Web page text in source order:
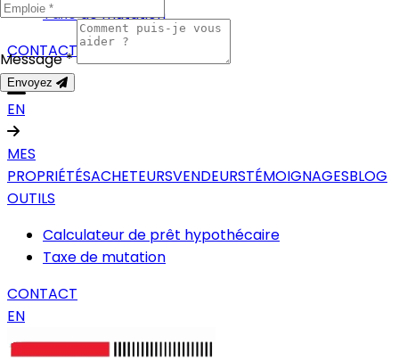
Taxe de mutation
CONTACT
EN
MES
PROPRIÉTÉSACHETEURSVENDEURSTÉMOIGNAGESBLOG
OUTILS
Calculateur de prêt hypothécaire
Taxe de mutation
CONTACT
EN
Message *
Envoyez